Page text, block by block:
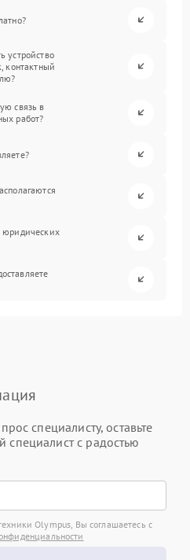
устройство
контактный
связь в
работ?
юридических
специалисту, оставьте
с радостью
Olympus, Вы соглашаетесь с